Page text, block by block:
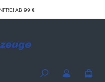
AB 99 €